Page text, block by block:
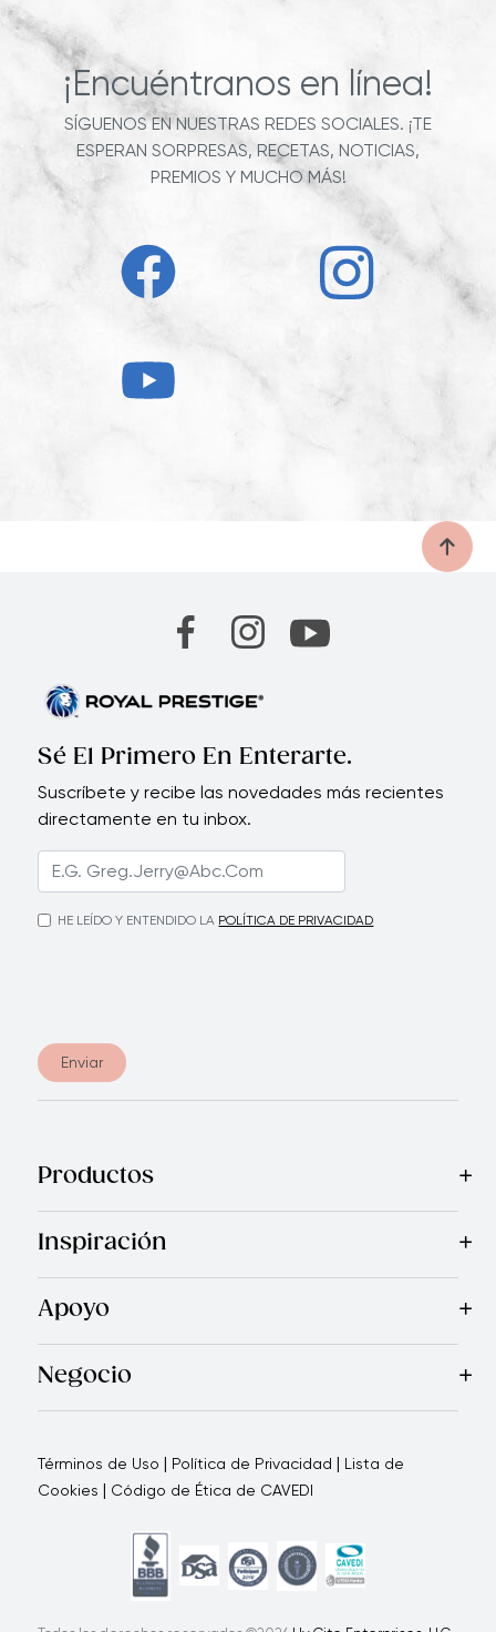
¡Encuéntranos en línea!
SÍGUENOS EN NUESTRAS REDES SOCIALES. ¡TE
ESPERAN SORPRESAS, RECETAS, NOTICIAS,
PREMIOS Y MUCHO MÁS!
Sé El Primero En Enterarte.
Suscríbete y recibe las novedades más recientes
directamente en tu inbox.
HE LEÍDO Y ENTENDIDO LA POLÍTICA DE PRIVACIDAD
Enviar
Productos
Mas VendidosCocinaElectrodomésticosCuchillos
Inspiración
RecetasBlogRevista Royal PrestigePrograma de
Apoyo
Garantía Royal Prestige®Quienes SomosPolítica de
Negocio
Por qué elegirnosCómo te apoyamosBlogs -
Términos de Uso | Política de Privacidad | Lista de
Cookies | Código de Ética de CAVEDI